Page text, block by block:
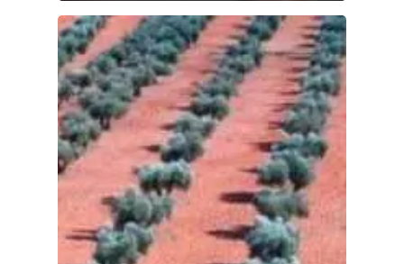
Talavera
Deportes
Sucesos
Medio Ambiente
Planeta Rural
Especiales
Política
Galerías